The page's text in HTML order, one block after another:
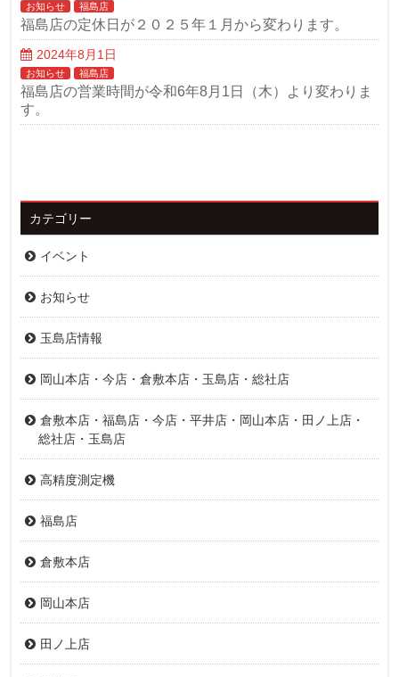
お知らせ 福島店
福島店の定休日が２０２５年１月から変わります。
2024年8月1日
お知らせ 福島店
福島店の営業時間が令和6年8月1日（木）より変わりま
す。
カテゴリー
イベント
お知らせ
玉島店情報
岡山本店・今店・倉敷本店・玉島店・総社店
倉敷本店・福島店・今店・平井店・岡山本店・田ノ上店・
総社店・玉島店
高精度測定機
福島店
倉敷本店
岡山本店
田ノ上店